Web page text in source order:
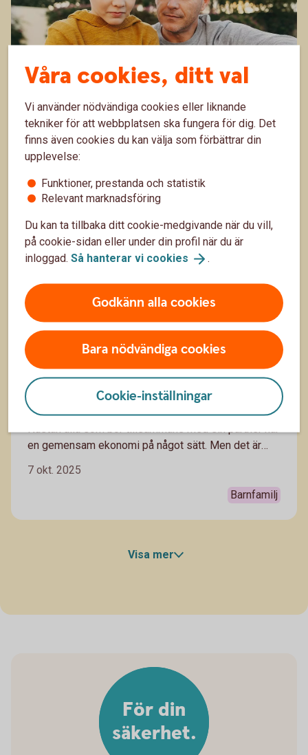
Prata pengar med barn
Barn som lär sig att hushålla med sina pengar och
spara regelbundet, känner mindre oro och stress
kring ekonomin. Att tidigt börja prata om pengar och
hur mycket olika saker kostar, hjälper nämligen ditt
7 okt. 2025
Slipp onödiga bråk om pengar
Nästan alla som bor tillsammans med sin partner har
en gemensam ekonomi på något sätt. Men det är
onödiga gräl.
7 okt. 2025
Barnfamilj
Visa mer
För din
säkerhet.
Våra cookies, ditt val
Vi använder nödvändiga cookies eller liknande
tekniker för att webbplatsen ska fungera för dig. Det
finns även cookies du kan välja som förbättrar din
upplevelse:
Funktioner, prestanda och statistik
Relevant marknadsföring
Du kan ta tillbaka ditt cookie-medgivande när du vill,
på cookie-sidan eller under din profil när du är
inloggad. Så hanterar vi cookies .
Godkänn alla cookies
Bara nödvändiga cookies
Cookie-inställningar